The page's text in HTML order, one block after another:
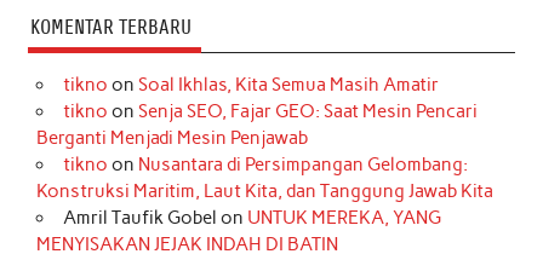
KOMENTAR TERBARU
tikno on Soal Ikhlas, Kita Semua Masih Amatir
tikno on Senja SEO, Fajar GEO: Saat Mesin Pencari
Berganti Menjadi Mesin Penjawab
tikno on Nusantara di Persimpangan Gelombang:
Konstruksi Maritim, Laut Kita, dan Tanggung Jawab Kita
Amril Taufik Gobel on UNTUK MEREKA, YANG
MENYISAKAN JEJAK INDAH DI BATIN